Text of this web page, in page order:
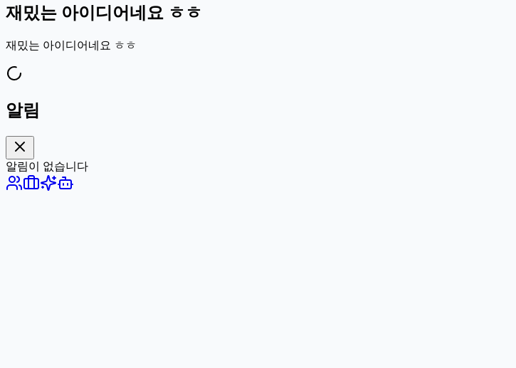
재밌는 아이디어네요 ㅎㅎ
재밌는 아이디어네요 ㅎㅎ
알림
알림이 없습니다